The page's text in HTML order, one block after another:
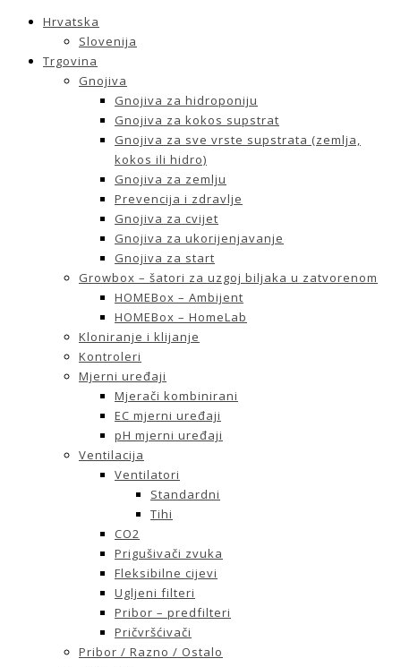
Hrvatska
Slovenija
Trgovina
Gnojiva
Gnojiva za hidroponiju
Gnojiva za kokos supstrat
Gnojiva za sve vrste supstrata (zemlja,
kokos ili hidro)
Gnojiva za zemlju
Prevencija i zdravlje
Gnojiva za cvijet
Gnojiva za ukorijenjavanje
Gnojiva za start
Growbox – šatori za uzgoj biljaka u zatvorenom
HOMEBox – Ambijent
HOMEBox – HomeLab
Kloniranje i klijanje
Kontroleri
Mjerni uređaji
Mjerači kombinirani
EC mjerni uređaji
pH mjerni uređaji
Ventilacija
Ventilatori
Standardni
Tihi
CO2
Prigušivači zvuka
Fleksibilne cijevi
Ugljeni filteri
Pribor – predfilteri
Pričvršćivači
Pribor / Razno / Ostalo